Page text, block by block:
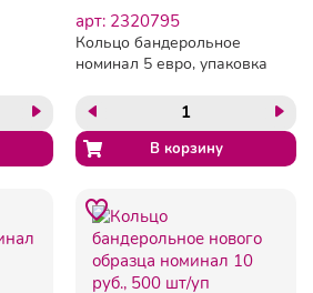
арт: 2320795
Кольцо бандерольное
номинал 5 евро, упаковка